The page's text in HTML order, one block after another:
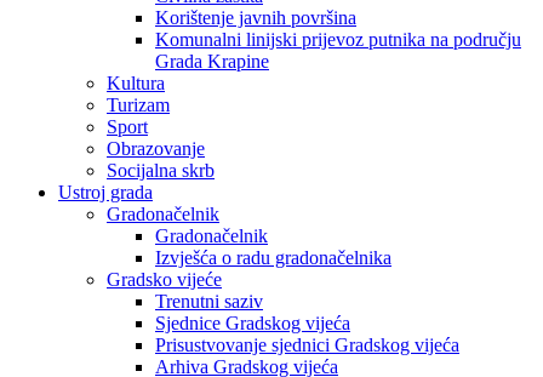
Korištenje javnih površina
Komunalni linijski prijevoz putnika na području
Grada Krapine
Kultura
Turizam
Sport
Obrazovanje
Socijalna skrb
Ustroj grada
Gradonačelnik
Gradonačelnik
Izvješća o radu gradonačelnika
Gradsko vijeće
Trenutni saziv
Sjednice Gradskog vijeća
Prisustvovanje sjednici Gradskog vijeća
Arhiva Gradskog vijeća